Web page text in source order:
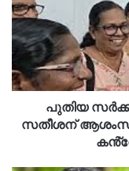
പുതിയ
സതീശന്